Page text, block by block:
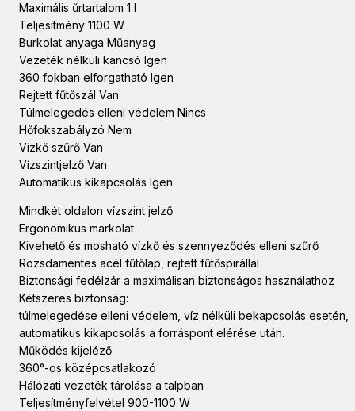
Maximális űrtartalom 1 l
Teljesítmény 1100 W
Burkolat anyaga Műanyag
Vezeték nélküli kancsó Igen
360 fokban elforgatható Igen
Rejtett fűtőszál Van
Túlmelegedés elleni védelem Nincs
Hőfokszabályzó Nem
Vízkő szűrő Van
Vízszintjelző Van
Automatikus kikapcsolás Igen
Mindkét oldalon vízszint jelző
Ergonomikus markolat
Kivehető és mosható vízkő és szennyeződés elleni szűrő
Rozsdamentes acél fűtőlap, rejtett fűtőspirállal
Biztonsági fedélzár a maximálisan biztonságos használathoz
Kétszeres biztonság:
túlmelegedése elleni védelem, víz nélküli bekapcsolás esetén,
automatikus kikapcsolás a forráspont elérése után.
Működés kijeléző
360°-os középcsatlakozó
Hálózati vezeték tárolása a talpban
Teljesítményfelvétel 900-1100 W